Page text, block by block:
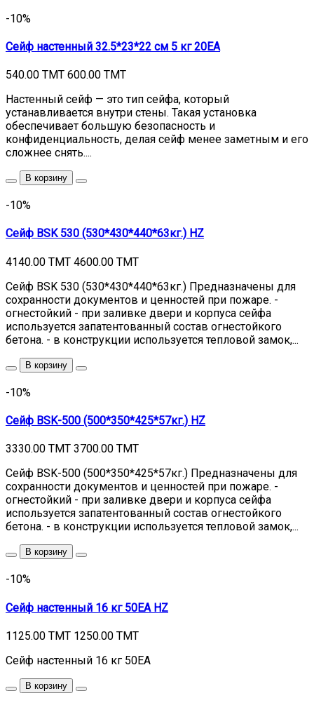
-10%
Сейф настенный 32.5*23*22 см 5 кг 20EA
540.00 TMT 600.00 TMT
Настенный сейф — это тип сейфа, который
устанавливается внутри стены. Такая установка
обеспечивает большую безопасность и
конфиденциальность, делая сейф менее заметным и его
сложнее снять....
В корзину
-10%
Сейф BSK 530 (530*430*440*63кг.) HZ
4140.00 TMT 4600.00 TMT
Сейф BSK 530 (530*430*440*63кг.) Предназначены для
сохранности документов и ценностей при пожаре. -
огнестойкий - при заливке двери и корпуса сейфа
используется запатентованный состав огнестойкого
бетона. - в конструкции используется тепловой замок,...
В корзину
-10%
Сейф BSK-500 (500*350*425*57кг.) HZ
3330.00 TMT 3700.00 TMT
Сейф BSK-500 (500*350*425*57кг.) Предназначены для
сохранности документов и ценностей при пожаре. -
огнестойкий - при заливке двери и корпуса сейфа
используется запатентованный состав огнестойкого
бетона. - в конструкции используется тепловой замок,...
В корзину
-10%
Сейф настенный 16 кг 50EA HZ
1125.00 TMT 1250.00 TMT
Сейф настенный 16 кг 50EA
В корзину